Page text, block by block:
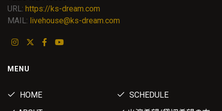
URL: https://ks-dream.com
MAIL: livehouse@ks-dream.com
MENU
HOME
SCHEDULE